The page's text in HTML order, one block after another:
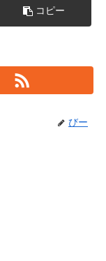
コピー
びー